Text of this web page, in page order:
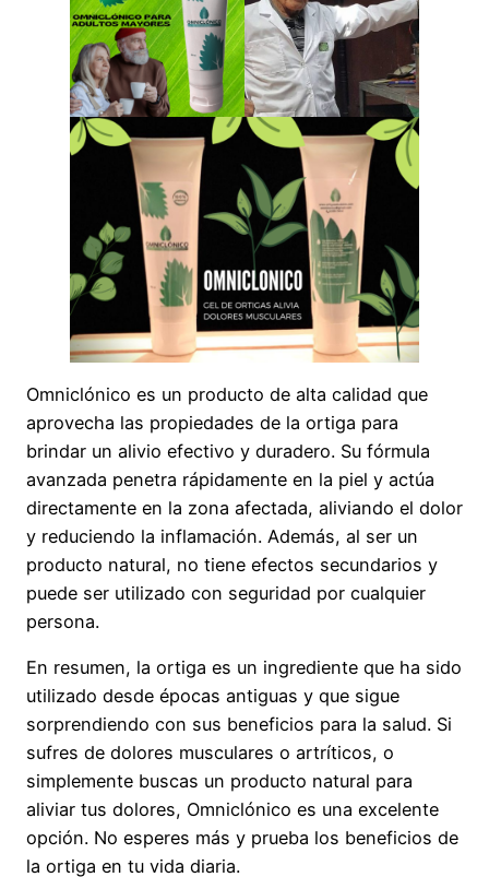
Omniclónico es un producto de alta calidad que
aprovecha las propiedades de la ortiga para
brindar un alivio efectivo y duradero. Su fórmula
avanzada penetra rápidamente en la piel y actúa
directamente en la zona afectada, aliviando el dolor
y reduciendo la inflamación. Además, al ser un
producto natural, no tiene efectos secundarios y
puede ser utilizado con seguridad por cualquier
persona.
En resumen, la ortiga es un ingrediente que ha sido
utilizado desde épocas antiguas y que sigue
sorprendiendo con sus beneficios para la salud. Si
sufres de dolores musculares o artríticos, o
simplemente buscas un producto natural para
aliviar tus dolores, Omniclónico es una excelente
opción. No esperes más y prueba los beneficios de
la ortiga en tu vida diaria.